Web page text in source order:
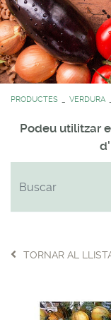
PRODUCTES VERDURA
Podeu utilitzar
TORNAR AL